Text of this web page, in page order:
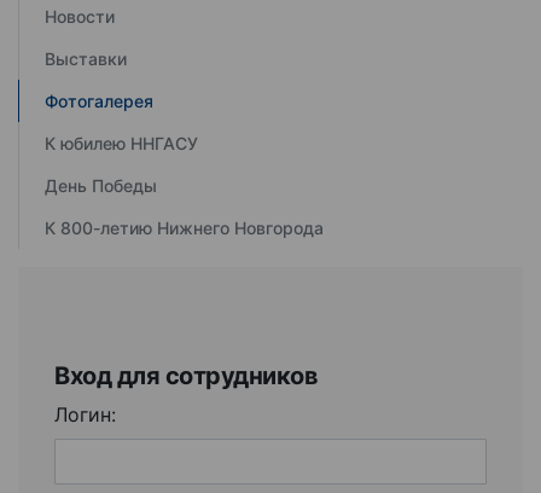
Новости
Выставки
Фотогалерея
К юбилею ННГАСУ
День Победы
К 800-летию Нижнего Новгорода
Вход для сотрудников
Логин: